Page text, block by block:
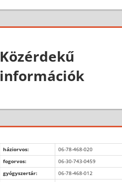
Közérdekű
információk
háziorvos:
06-78-468-020
fogorvos:
06-30-743-0459
gyógyszertár:
06-78-468-012